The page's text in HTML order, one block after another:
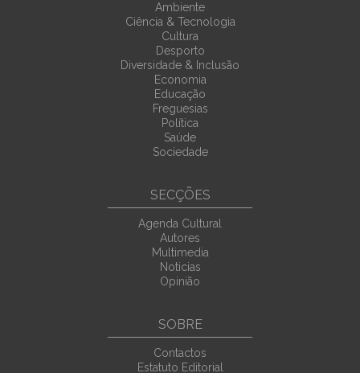
Ambiente
Ciência & Tecnologia
Cultura
Desporto
Diversidade & Inclusão
Economia
Educação
Freguesias
Política
Saúde
Sociedade
SECÇÕES
Agenda Cultural
Autores
Multimedia
Noticias
Opinião
SOBRE
Contactos
Estatuto Editorial